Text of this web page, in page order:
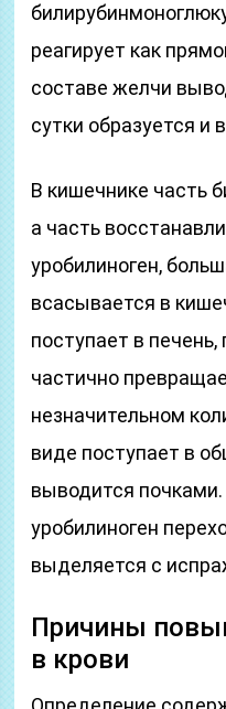
реагирует как
составе желчи
сутки образуется и
В кишечнике часть
а часть
уробилиноген,
всасывается в
поступает в печень,
частично
незначительном
виде поступает в
выводится
уробилиноген
выделяется с
Причины
в крови